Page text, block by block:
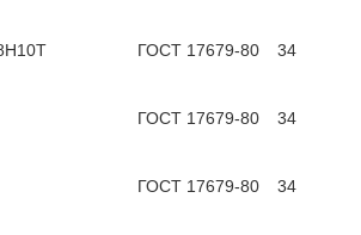
ГОСТ 17679-80 34
ГОСТ 17679-80 34
ГОСТ 17679-80 34